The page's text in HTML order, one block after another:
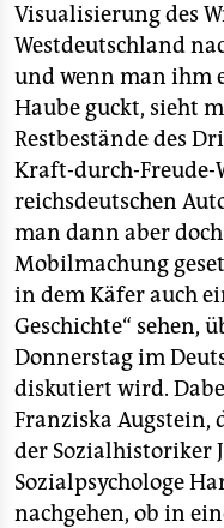
nord
wahrheit
verlag
verlag
veranstaltungen
shop
fragen & hilfe
unterstützen
abo
genossenschaft
epaper login
Visualisierung des
Westdeutschland
und wenn man ihm
Haube guckt, sieht
Restbestände des
Kraft-durch-Freude-
reichsdeutschen
man dann aber
Mobilmachung
in dem Käfer auch
Geschichte“ sehen,
Donnerstag im
diskutiert wird.
Franziska Augstein,
der Sozialhistoriker
Sozialpsychologe
nachgehen, ob in